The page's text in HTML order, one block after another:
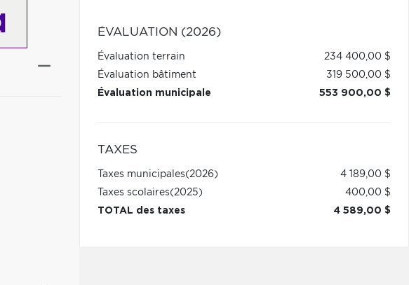
ÉVALUATION (2026)
Évaluation terrain
234 400,00 $
Évaluation bâtiment
319 500,00 $
Évaluation municipale
553 900,00 $
TAXES
Taxes municipales(2026)
4 189,00 $
Taxes scolaires(2025)
400,00 $
TOTAL des taxes
4 589,00 $